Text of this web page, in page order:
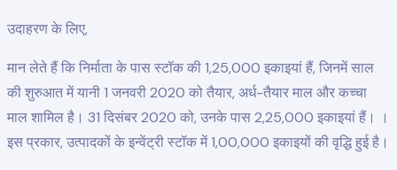
उदाहरण के लिए,
मान लेते हैं कि निर्माता के पास स्टॉक की 1,25,000 इकाइयां हैं, जिनमें साल
की शुरुआत में यानी 1 जनवरी 2020 को तैयार, अर्ध-तैयार माल और कच्चा
माल शामिल है। 31 दिसंबर 2020 को, उनके पास 2,25,000 इकाइयां हैं। ।
इस प्रकार, उत्पादकों के इन्वेंट्री स्टॉक में 1,00,000 इकाइयों की वृद्धि हुई है।